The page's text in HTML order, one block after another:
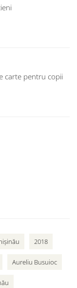
carte pentru copii
2018
Aureliu Busuioc